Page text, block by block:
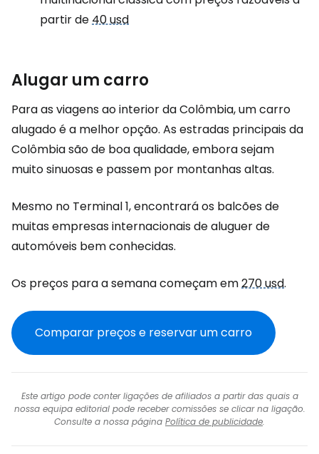
partir de40 usd
Alugar um carro
Para as viagens ao interior da Colômbia, um carro
alugado é a melhor opção. As estradas principais da
Colômbia são de boa qualidade, embora sejam
muito sinuosas e passem por montanhas altas.
Mesmo no Terminal 1, encontrará os balcões de
muitas empresas internacionais de aluguer de
automóveis bem conhecidas.
Os preços para a semana começam em270 usd.
Comparar preços e reservar um carro
Este artigo pode conter ligações de afiliados a partir das quais a
nossa equipa editorial pode receber comissões se clicar na ligação.
Consulte a nossa página Política de publicidade.